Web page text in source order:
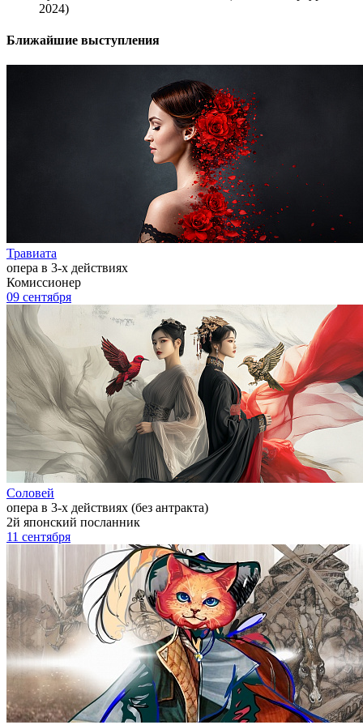
2024)
Ближайшие выступления
Травиата
опера в 3-х действиях
Комиссионер
09 сентября
Соловей
опера в 3-х действиях (без антракта)
2й японский посланник
11 сентября